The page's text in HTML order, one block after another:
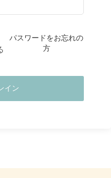
パスワードをお忘れの
方
イン